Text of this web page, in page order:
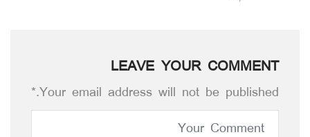
LEAVE YOUR COMMENT
Your email address will not be published.*